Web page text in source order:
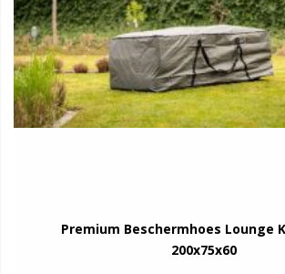
Premium Beschermhoes Lounge
200x75x60